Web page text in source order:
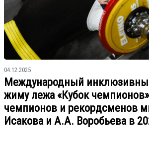
04.12.2025
Международный
жиму лежа «Кубок
чемпионов и рекордсменов
Исакова и А.А. Воробьева в